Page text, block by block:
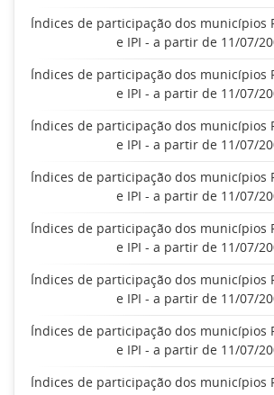
Índices de participação dos municípios
e IPI - a partir de 11/07/
Índices de participação dos municípios
e IPI - a partir de 11/07/
Índices de participação dos municípios
e IPI - a partir de 11/07/
Índices de participação dos municípios
e IPI - a partir de 11/07/
Índices de participação dos municípios
e IPI - a partir de 11/07/
Índices de participação dos municípios
e IPI - a partir de 11/07/
Índices de participação dos municípios
e IPI - a partir de 11/07/
Índices de participação dos municípios